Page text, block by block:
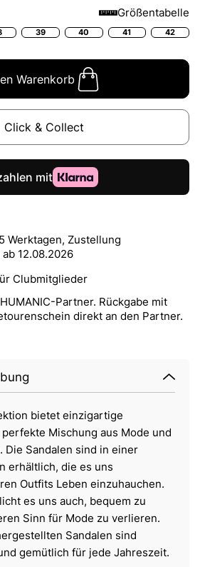
Größentabelle
39 40 41 42
Warenkorb
Click & Collect
Werktagen, Zustellung
12.08.2026
Clubmitglieder
Partner. Rückgabe mit
direkt an den Partner.
bietet einzigartige
Mischung aus Mode und
Die Sandalen sind in einer
erhältlich, die es uns
Outfits Leben einzuhauchen.
es uns auch, bequem zu
Sinn für Mode zu verlieren.
Sandalen sind
gemütlich für jede Jahreszeit.